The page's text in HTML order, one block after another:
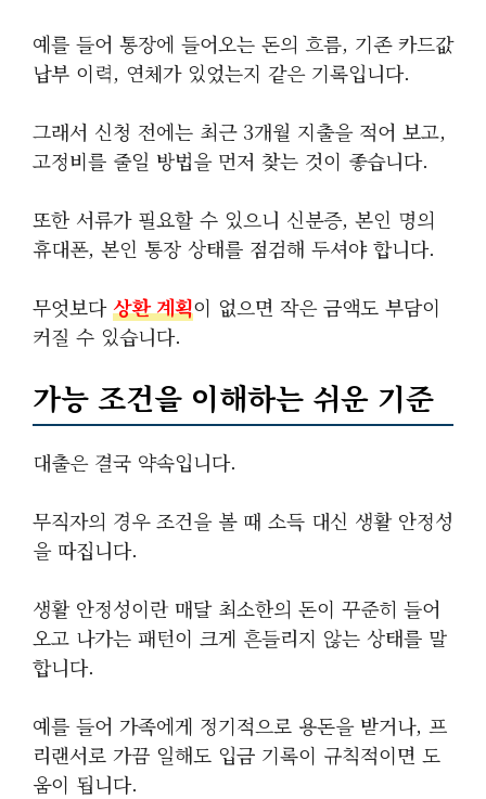
예를 들어 통장에 들어오는 돈의 흐름, 기존 카드값
납부 이력, 연체가 있었는지 같은 기록입니다.
그래서 신청 전에는 최근 3개월 지출을 적어 보고,
고정비를 줄일 방법을 먼저 찾는 것이 좋습니다.
또한 서류가 필요할 수 있으니 신분증, 본인 명의
휴대폰, 본인 통장 상태를 점검해 두셔야 합니다.
무엇보다상환 계획이 없으면 작은 금액도 부담이
커질 수 있습니다.
가능 조건을 이해하는 쉬운 기준
대출은 결국 약속입니다.
무직자의 경우 조건을 볼 때 소득 대신 생활 안정성
을 따집니다.
생활 안정성이란 매달 최소한의 돈이 꾸준히 들어
오고 나가는 패턴이 크게 흔들리지 않는 상태를 말
합니다.
예를 들어 가족에게 정기적으로 용돈을 받거나, 프
리랜서로 가끔 일해도 입금 기록이 규칙적이면 도
움이 됩니다.